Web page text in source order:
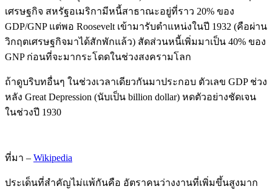
เศรษฐกิจ สหรัฐอเมริกามีหนี้สาธาณะอยู่ที่ราว 20% ของ
GDP/GNP แต่พอ Roosevelt เข้ามารับตำแหน่งในปี 1932 (คือผ่าน
วิกฤตเศรษฐกิจมาได้สักพักแล้ว) สัดส่วนหนี้เพิ่มมาเป็น 40% ของ
GNP ก่อนที่จะมากระโดดในช่วงสงครามโลก
ถ้าดูบริบทอื่นๆ ในช่วงเวลาเดียวกันมาประกอบ ตัวเลข GDP ช่วง
หลัง Great Depression (นับเป็น billion dollar) หดตัวอย่างชัดเจน
ในช่วงปี 1930
ที่มา – Wikipedia
ประเด็นที่สำคัญไม่แพ้กันคือ อัตราคนว่างงานที่เพิ่มขึ้นสูงมาก